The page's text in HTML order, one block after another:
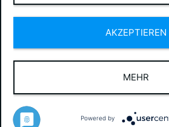
AKZEPTIEREN
MEHR
Powered by